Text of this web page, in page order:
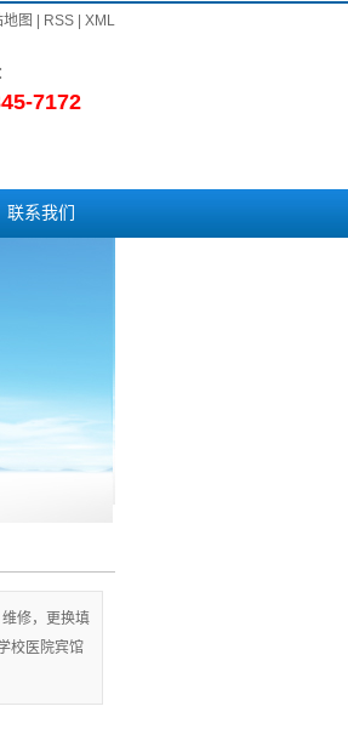
地图 RSS XML
7172
联系我们
修，更换填
校医院宾馆